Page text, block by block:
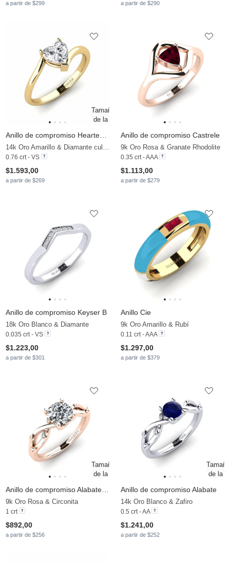
a partir de $299 a partir de $290
0.76 crt - VS
$1.593,00
a partir de $269
Anillo de compromiso Castrele
9k Oro Rosa & Granate Rhodolite
0.35 crt - AAA
$1.113,00
a partir de $279
Anillo de compromiso Keyser B
18k Oro Blanco & Diamante
0.035 crt - VS
$1.223,00
a partir de $301
Anillo Cie
9k Oro Amarillo & Rubí
0.11 crt - AAA
$1.297,00
a partir de $379
9k Oro Rosa & Circonita
1 crt
$892,00
a partir de $256
Anillo de compromiso Alabate
14k Oro Blanco & Zafiro
0.5 crt - AA
$1.241,00
a partir de $252